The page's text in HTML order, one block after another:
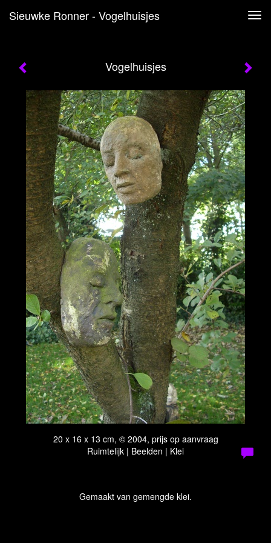
Sieuwke Ronner - Vogelhuisjes
Vogelhuisjes
20 x 16 x 13 cm, © 2004, prijs op aanvraag
Ruimtelijk | Beelden | Klei
Gemaakt van gemengde klei.